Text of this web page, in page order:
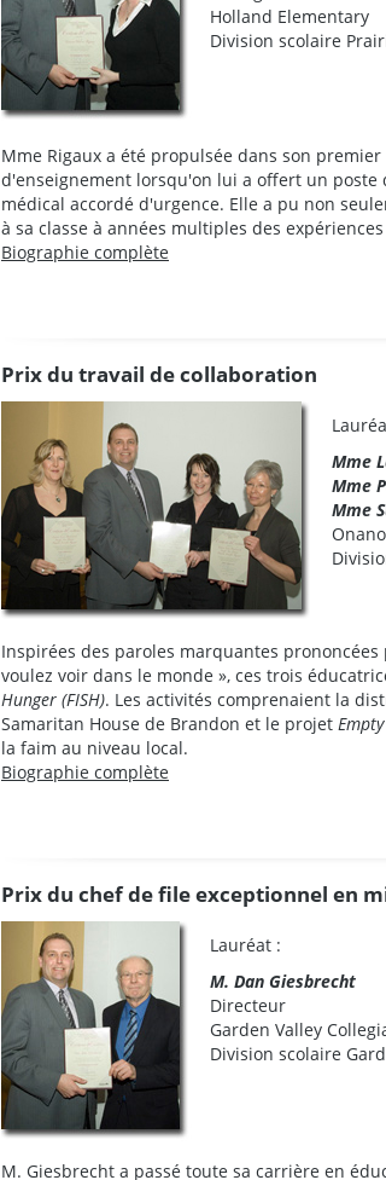
Holland Elementary
Division scolaire
Mme Rigaux a été propulsée dans son
d'enseignement lorsqu'on lui a offert un
médical accordé d'urgence. Elle a pu non
à sa classe à années multiples des
Biographie complète
Prix du travail de collaboration
Mme
Mme
Mme
Inspirées des paroles marquantes
voulez voir dans le monde », ces trois
Hunger (FISH). Les activités comprenaient la
Samaritan House de Brandon et le projet
la faim au niveau local.
Biographie complète
Prix du chef de file exceptionnel en
Lauréat :
M. Dan Giesbrecht
Directeur
Garden Valley
Division scolaire
M. Giesbrecht a passé toute sa carrière en